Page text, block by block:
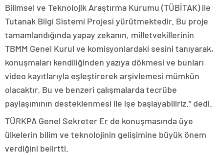
Bilimsel ve Teknolojik Araştırma Kurumu (TÜBİTAK) ile
Tutanak Bilgi Sistemi Projesi yürütmektedir. Bu proje
tamamlandığında yapay zekanın, milletvekillerinin
TBMM Genel Kurul ve komisyonlardaki sesini tanıyarak,
konuşmaları kendiliğinden yazıya dökmesi ve bunları
video kayıtlarıyla eşleştirerek arşivlemesi mümkün
olacaktır. Bu ve benzeri çalışmalarda tecrübe
paylaşımının desteklenmesi ile işe başlayabiliriz.” dedi.
TÜRKPA Genel Sekreter Er de konuşmasında üye
ülkelerin bilim ve teknolojinin gelişimine büyük önem
verdiğini belirtti.